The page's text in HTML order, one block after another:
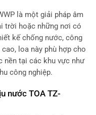
là một giải pháp âm
trời hoặc những nơi có
kế chống nước, công
loa này phù hợp cho
nền tại các khu vực như
công nghiệp.
nước TOA TZ-